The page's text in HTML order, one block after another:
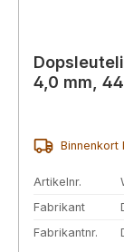
4,0 mm,
Binnenkort
Artikelnr.
Fabrikant
Fabrikantnr.